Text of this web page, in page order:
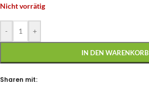
Nicht vorrätig
- +
IN DEN WARENKORB
Sharen mit: